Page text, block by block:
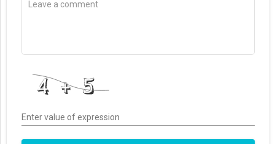
Enter value of expression